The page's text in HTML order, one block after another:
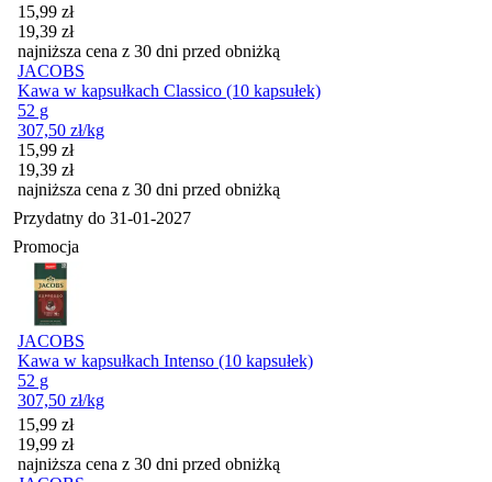
Cena promocyjna
15,99 zł
19,39 zł
najniższa cena z 30 dni przed obniżką
JACOBS
Kawa w kapsułkach Classico (10 kapsułek)
52 g
307,50 zł/kg
Cena promocyjna
15,99 zł
19,39 zł
najniższa cena z 30 dni przed obniżką
Przydatny do 31-01-2027
Promocja
JACOBS
Kawa w kapsułkach Intenso (10 kapsułek)
52 g
307,50 zł/kg
Cena promocyjna
15,99 zł
19,99 zł
najniższa cena z 30 dni przed obniżką